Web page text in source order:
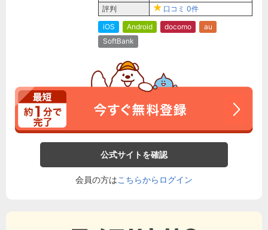
評判
口コミ 0件
iOS
Android docomo
au
SoftBank
公式サイトを確認
会員の方はこちらからログイン